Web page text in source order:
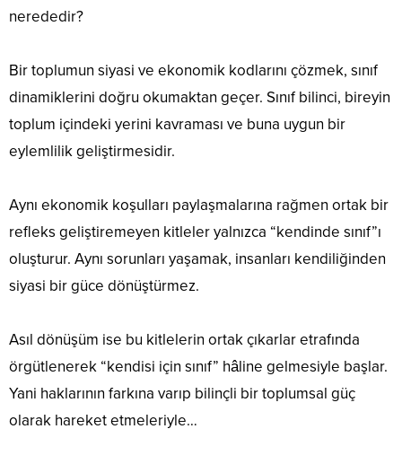
nerededir?
Bir toplumun siyasi ve ekonomik kodlarını çözmek, sınıf
dinamiklerini doğru okumaktan geçer. Sınıf bilinci, bireyin
toplum içindeki yerini kavraması ve buna uygun bir
eylemlilik geliştirmesidir.
Aynı ekonomik koşulları paylaşmalarına rağmen ortak bir
refleks geliştiremeyen kitleler yalnızca “kendinde sınıf”ı
oluşturur. Aynı sorunları yaşamak, insanları kendiliğinden
siyasi bir güce dönüştürmez.
Asıl dönüşüm ise bu kitlelerin ortak çıkarlar etrafında
örgütlenerek “kendisi için sınıf” hâline gelmesiyle başlar.
Yani haklarının farkına varıp bilinçli bir toplumsal güç
olarak hareket etmeleriyle…